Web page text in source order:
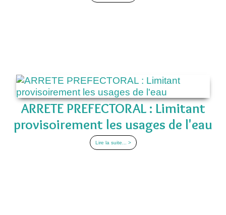
ARRETE PREFECTORAL : Limitant
provisoirement les usages de l'eau
Lire la suite... >